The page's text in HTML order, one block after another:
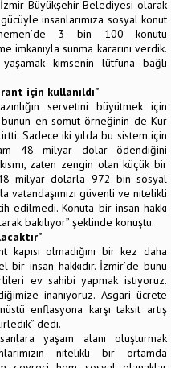
Büyükşehir Belediyesi olarak
insanlarımıza sosyal konut
3 bin 100 konutu
imkanıyla sunma kararını verdik.
kimsenin lütfuna bağlı
için kullanıldı”
servetini büyütmek için
bunun en somut örneğinin de Kur
Sadece iki yılda bu sistem için
48 milyar dolar ödendiğini
zaten zengin olan küçük bir
48 milyar dolarla 972 bin sosyal
güvenli ve nitelikli
edilmedi. Konuta bir insan hakkı
bakılıyor” şeklinde konuştu.
kapısı olmadığını bir kez daha
bir insan hakkıdır. İzmir’de bunu
ev sahibi yapmak istiyoruz.
inanıyoruz. Asgari ücrete
enflasyona karşı taksit artış
dedi.
yaşam alanı oluşturmak
nitelikli bir ortamda